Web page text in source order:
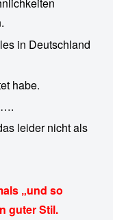
in Deutschland
habe.
leider nicht als
„und so
guter Stil.